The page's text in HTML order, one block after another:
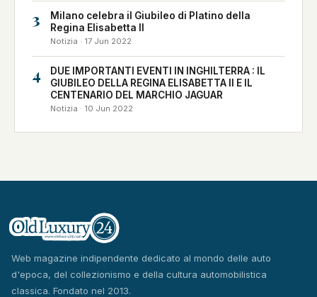
3
Milano celebra il Giubileo di Platino della
Regina Elisabetta II
Notizia · 17 Jun 2022
4
DUE IMPORTANTI EVENTI IN INGHILTERRA : IL
GIUBILEO DELLA REGINA ELISABETTA II E IL
CENTENARIO DEL MARCHIO JAGUAR
Notizia · 10 Jun 2022
Web magazine indipendente dedicato al mondo delle auto
d'epoca, del collezionismo e della cultura automobilistica
classica. Fondato nel 2013.